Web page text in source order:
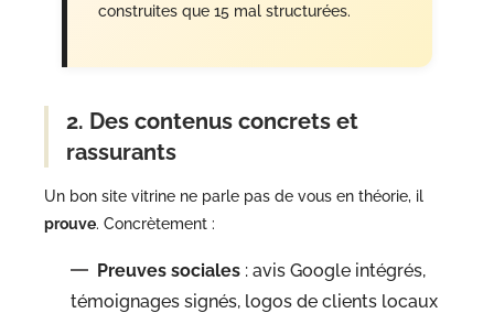
construites que 15 mal structurées.
2. Des contenus concrets et
rassurants
Un bon site vitrine ne parle pas de vous en théorie, il
prouve. Concrètement :
Preuves sociales : avis Google intégrés,
témoignages signés, logos de clients locaux